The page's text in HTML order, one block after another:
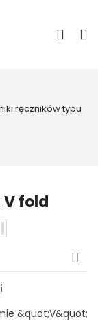
ręczników typu
fold
